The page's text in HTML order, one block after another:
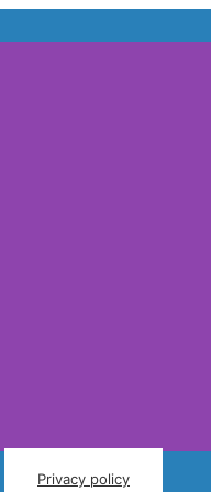
Privacy policy